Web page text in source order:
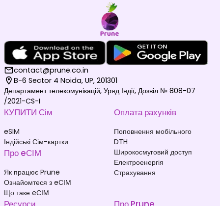
contact@prune.co.in
B-6 Sector 4 Noida, UP, 201301
Департамент телекомунікацій, Уряд Індії, Дозвіл № 808-07
/2021-CS-I
КУПИТИ Сім
eSIM
Індійські Сім-картки
Про eСІМ
Як працює Prune
Ознайомтеся з eСІМ
Що таке eСІМ
Оплата рахунків
Поповнення мобільного
DTH
Широкосмуговий доступ
Електроенергія
Страхування